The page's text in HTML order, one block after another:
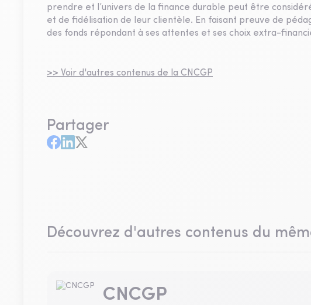
prendre et l’univers de la finance durable peut être
et de fidélisation de leur clientèle. En faisant preuve de
des fonds répondant à ses attentes et ses choix extra-
>> Voir d'autres contenus de la CNCGP
Partager
Découvrez d'autres contenus du
CNCGP